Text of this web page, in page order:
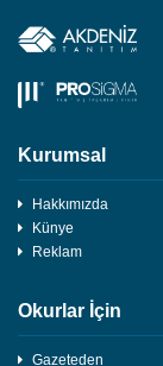
Kurumsal
Hakkımızda
Künye
Reklam
Okurlar İçin
Gazeteden